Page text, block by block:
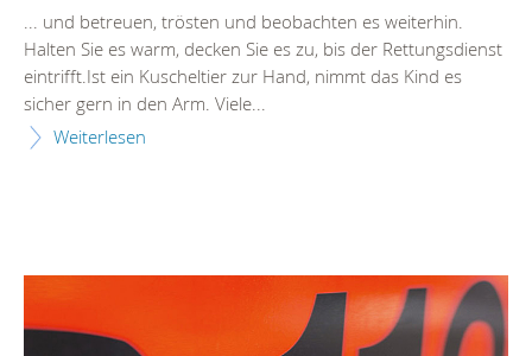
... und betreuen, trösten und beobachten es weiterhin.
Halten Sie es warm, decken Sie es zu, bis der Rettungsdienst
eintrifft.Ist ein Kuscheltier zur Hand, nimmt das Kind es
sicher gern in den Arm. Viele...
Weiterlesen